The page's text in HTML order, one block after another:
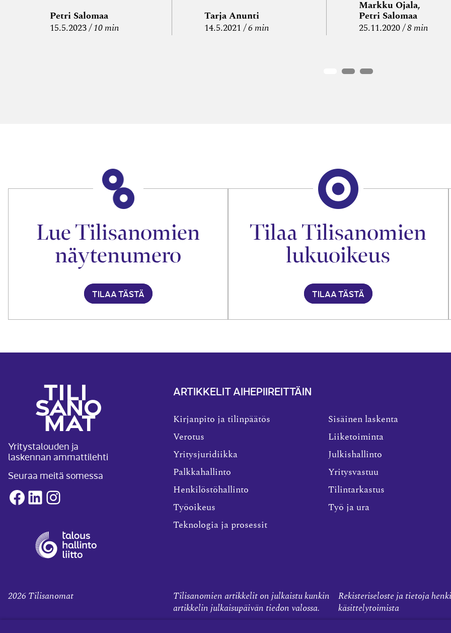
edelleen­
veloitus ja
Petri Salomaa
15.5.2023 10 min
Tarja Anunti
14.5.2021
6 min
Markku Ojala,
Petri Salomaa
25.11.2020 8 min
Lue Tilisanomien
näytenumero
TILAA TÄSTÄ
Tilaa Tilisanomien
lukuoikeus
TILAA TÄSTÄ
Yritystalouden ja
laskennan ammattilehti
Seuraa meitä somessa
Facebook
LinkedInInstagram
ARTIKKELIT AIHEPIIREITTÄIN
Kirjanpito ja tilinpäätös
Verotus
Yritysjuridiikka
Palkkahallinto
Henkilöstöhallinto
Työoikeus
Teknologia ja prosessit
Sisäinen laskenta
Liiketoiminta
Julkishallinto
Yritysvastuu
Tilintarkastus
Työ ja ura
2026 Tilisanomat
Tilisanomien artikkelit on julkaistu kunkin
artikkelin julkaisupäivän tiedon valossa.
Rekisteriseloste ja tietoja
käsittelytoimista